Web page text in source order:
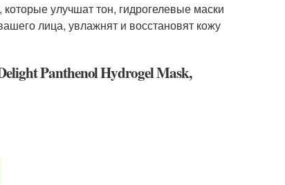
улучшат тон, гидрогелевые маски
лица, увлажнят и восстановят кожу
Panthenol Hydrogel Mask,